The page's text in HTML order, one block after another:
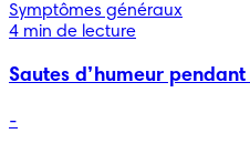
Symptômes généraux
4 min de lecture
Sautes d’humeur
-